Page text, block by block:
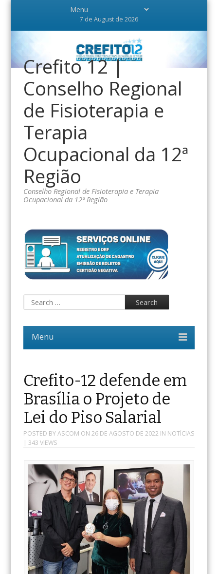
7 de August de 2026
Crefito 12 |
Conselho Regional
de Fisioterapia e
Terapia
Ocupacional da 12ª
Região
Conselho Regional de Fisioterapia e Terapia
Ocupacional da 12ª Região
Crefito-12 defende em
Brasília o Projeto de
Lei do Piso Salarial
POSTED BYASCOM ON 26 DE AGOSTO DE 2022 IN NOTÍCIAS
| 343 VIEWS